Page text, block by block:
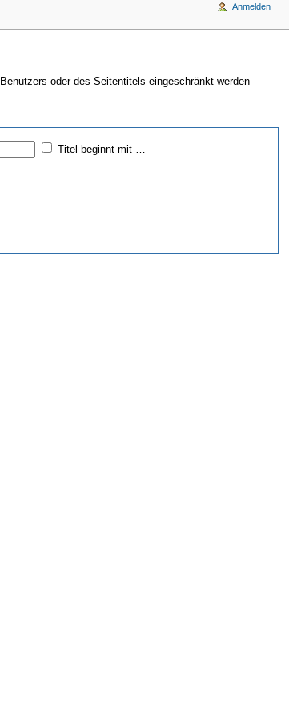
oder des Seitentitels eingeschränkt werden
Titel beginnt mit …
Anmelden